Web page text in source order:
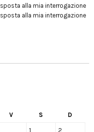
alla mia interrogazione
alla mia interrogazione
V S D
1 2